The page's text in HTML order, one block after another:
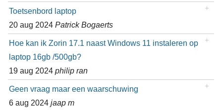
Toetsenbord laptop
20 aug 2024 Patrick Bogaerts
Hoe kan ik Zorin 17.1 naast Windows 11 instaleren op
laptop 16gb /500gb?
19 aug 2024 philip ran
Geen vraag maar een waarschuwing
6 aug 2024 jaap m